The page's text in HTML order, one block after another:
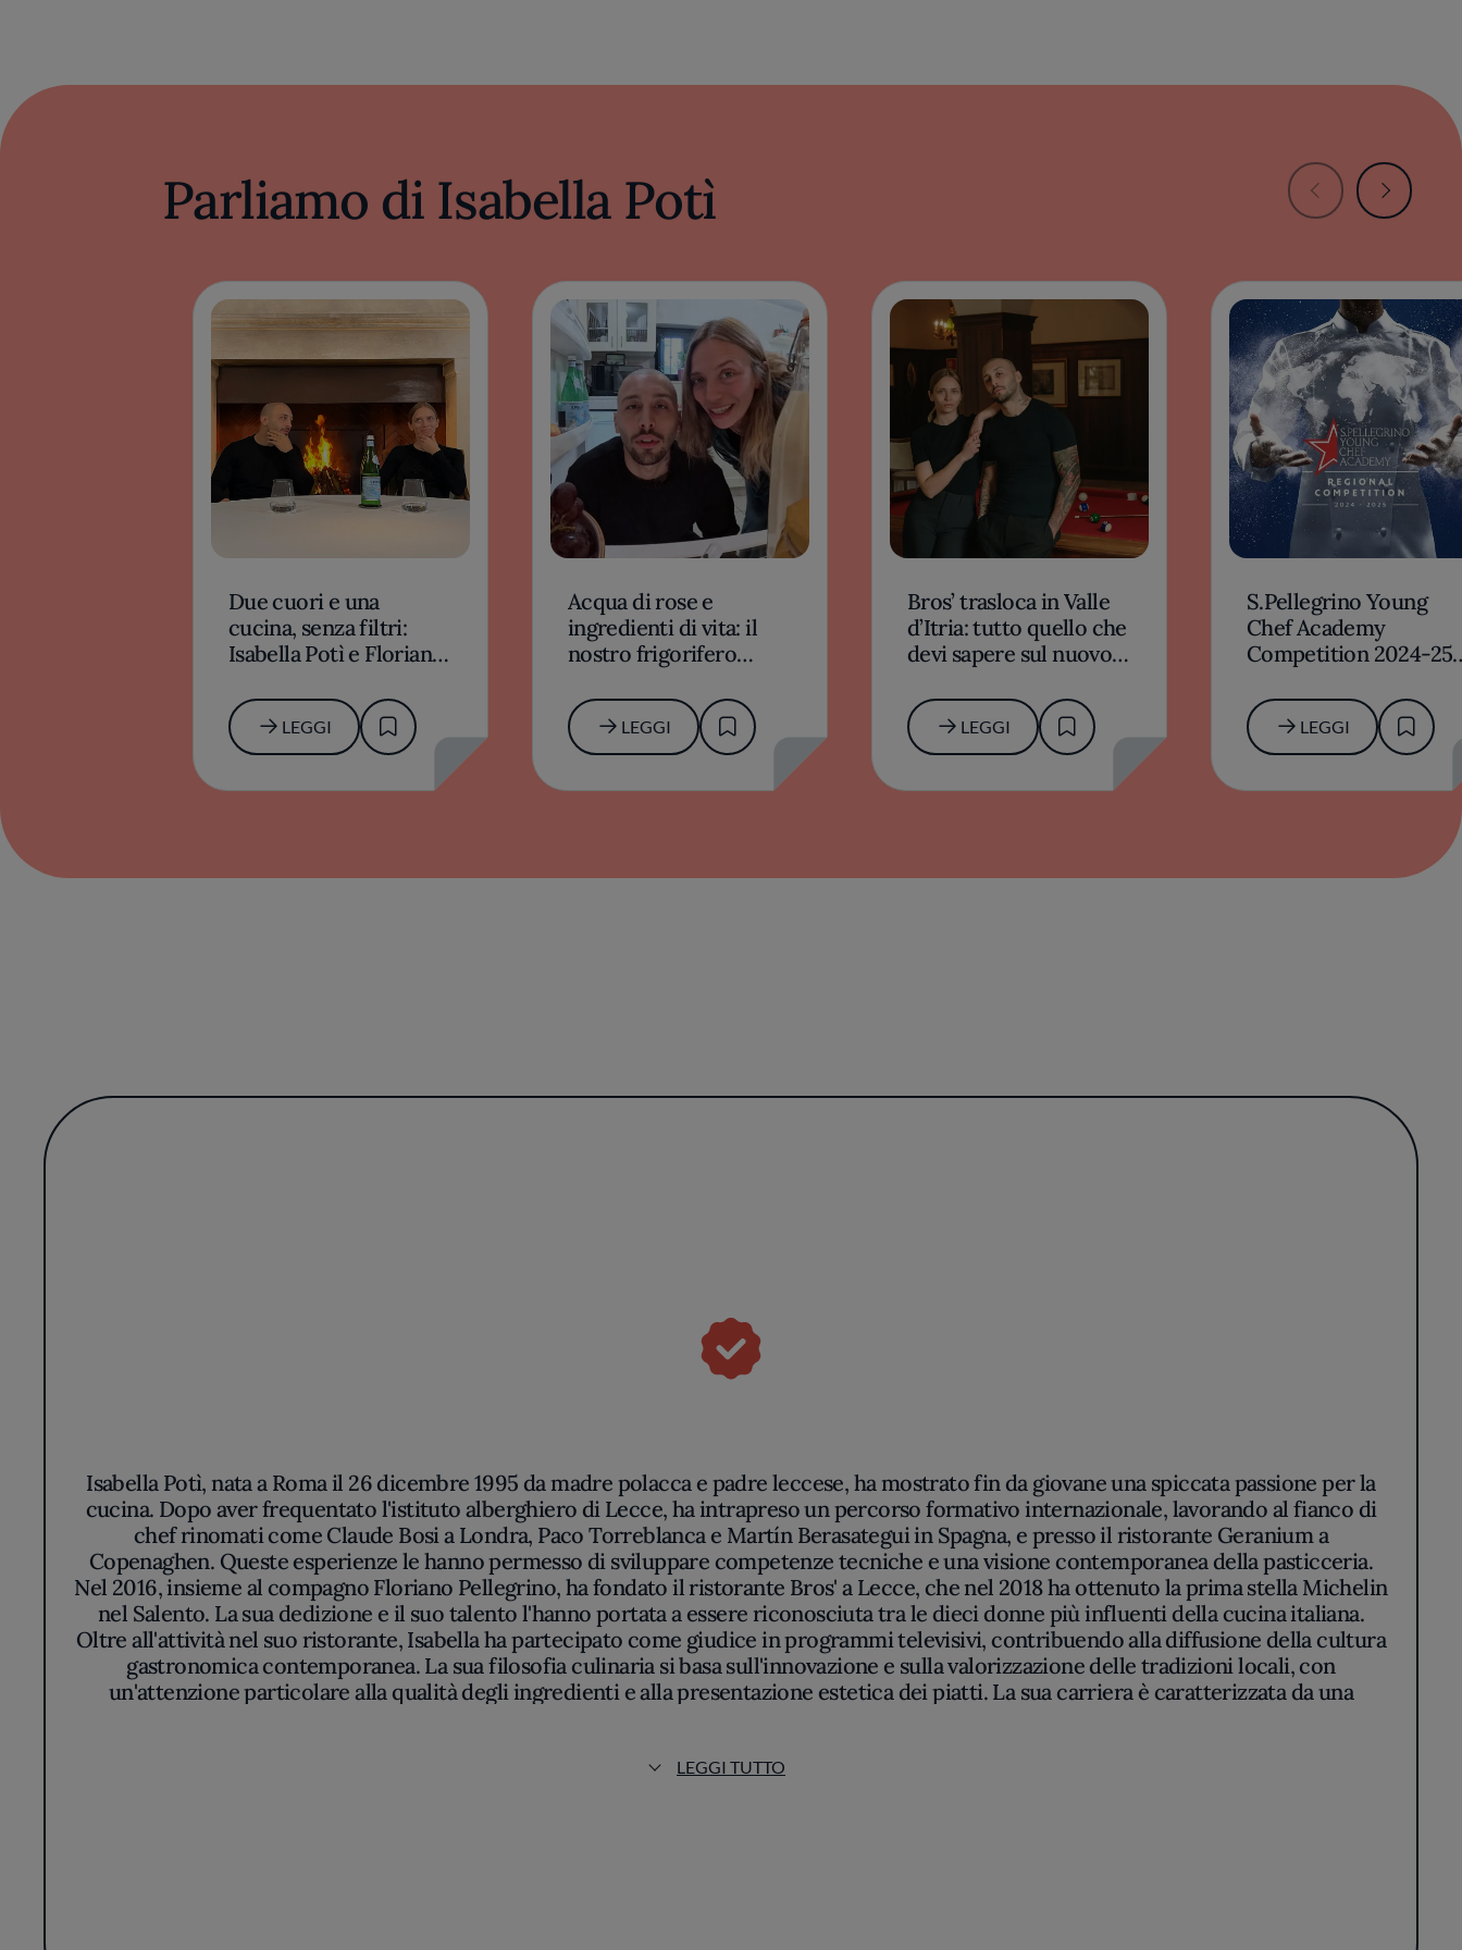
Parliamo di Isabella Potì
Due cuori e una
cucina, senza filtri:
Isabella Potì e Floriano
raccontano (a vicenda)
LEGGI
Acqua di rose e
ingredienti di vita: il
nostro frigorifero
Bros'
LEGGI
Bros’ trasloca in Valle
d’Itria: tutto quello che
devi sapere sul nuovo
Pellegrino
LEGGI
S.Pellegrino Young
Chef Academy
Competition 2024-25:
finale regionale
LEGGI
Isabella Potì, nata a Roma il 26 dicembre 1995 da madre polacca e padre leccese, ha mostrato fin da giovane una spiccata passione per la
cucina. Dopo aver frequentato l'istituto alberghiero di Lecce, ha intrapreso un percorso formativo internazionale, lavorando al fianco di
chef rinomati come Claude Bosi a Londra, Paco Torreblanca e Martín Berasategui in Spagna, e presso il ristorante Geranium a
Copenaghen. Queste esperienze le hanno permesso di sviluppare competenze tecniche e una visione contemporanea della pasticceria.
Nel 2016, insieme al compagno Floriano Pellegrino, ha fondato il ristorante Bros' a Lecce, che nel 2018 ha ottenuto la prima stella Michelin
nel Salento. La sua dedizione e il suo talento l'hanno portata a essere riconosciuta tra le dieci donne più influenti della cucina italiana.
Oltre all'attività nel suo ristorante, Isabella ha partecipato come giudice in programmi televisivi, contribuendo alla diffusione della cultura
gastronomica contemporanea. La sua filosofia culinaria si basa sull'innovazione e sulla valorizzazione delle tradizioni locali, con
un'attenzione particolare alla qualità degli ingredienti e alla presentazione estetica dei piatti. La sua carriera è caratterizzata da una
Ristoranti
LEGGI TUTTO